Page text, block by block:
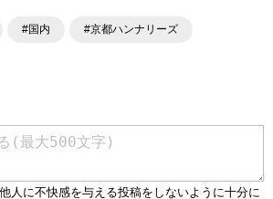
#国内 #京都ハンナリーズ